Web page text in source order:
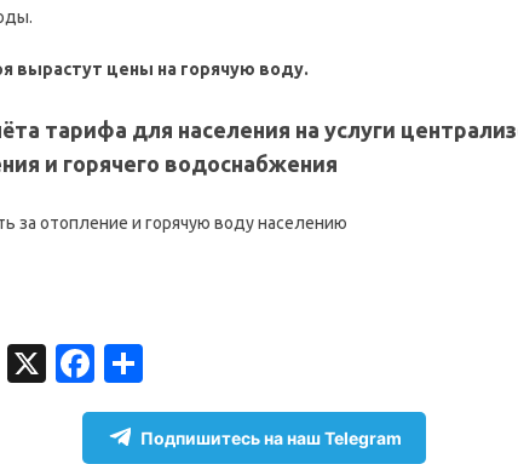
вырастут цены на горячую воду.
тарифа для населения на услуги
и горячего водоснабжения
V
X
Fa
c
e
т
п
Подпишитесь на наш Telegram